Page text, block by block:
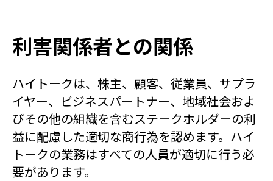
利害関係者との関係
ハイトークは、株主、顧客、従業員、サプラ
イヤー、ビジネスパートナー、地域社会およ
びその他の組織を含むステークホルダーの利
益に配慮した適切な商行為を認めます。ハイ
トークの業務はすべての人員が適切に行う必
要があります。